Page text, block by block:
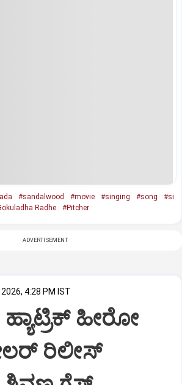
#sandalwood #movie #singing #song
#si
Radhe #Pitcher
ADVERTISEMENT
2026, 4:28 PM IST
ಹ್ಯಾಟ್ರಿಕ್‌ ಹೀರೋ
ರಿಲೀಸ್‌